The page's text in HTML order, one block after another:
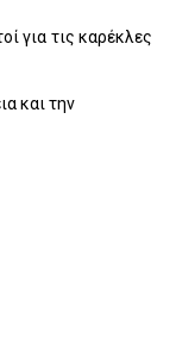
για τις καρέκλες
και την